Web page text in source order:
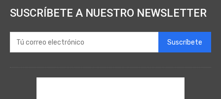
SUSCRÍBETE A NUESTRO NEWSLETTER
Suscríbete